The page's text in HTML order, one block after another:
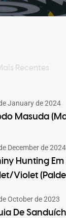
Recentes
January de 2024
Masuda
December de 2024
Hunting
Violet
October de 2023
De